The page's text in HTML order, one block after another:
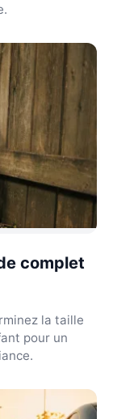
complet
la taille
pour un